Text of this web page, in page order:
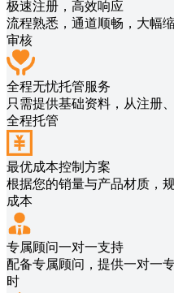
极速注册，高效响应
流程熟悉，通道顺畅，大幅
审核
全程无忧托管服务
只需提供基础资料，从注册
全程托管
最优成本控制方案
根据您的销量与产品材质，
成本
专属顾问一对一支持
配备专属顾问，提供一对一
时